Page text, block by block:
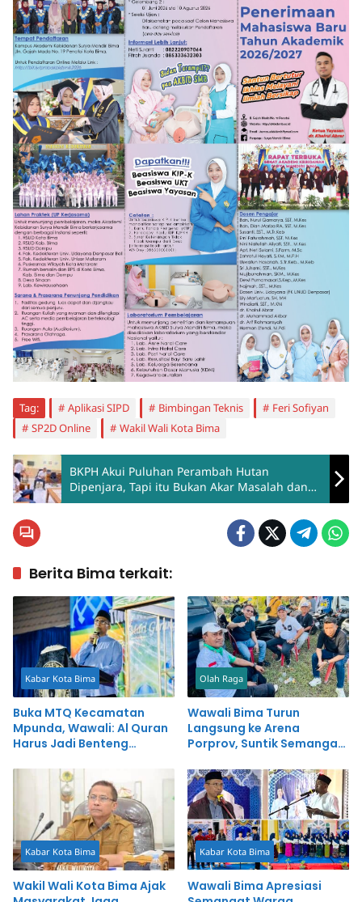
Tag: Aplikasi SIPD Bimbingan Teknis
Feri Sofiyan
SP2D Online
Wakil Wali Kota Bima
BKPH Akui Puluhan Perambah Hutan
Dipenjara, Tapi itu Bukan Akar Masalah dan
Solusi
Berita Bima terkait:
Kabar Kota Bima
Buka MTQ Kecamatan
Mpunda, Wawali: Al Quran
Harus Jadi Benteng
Olah Raga
Wawali Bima Turun
Langsung ke Arena
Porprov, Suntik Semangat
Kabar Kota Bima
Wakil Wali Kota Bima Ajak
Kabar Kota Bima
Wawali Bima Apresiasi